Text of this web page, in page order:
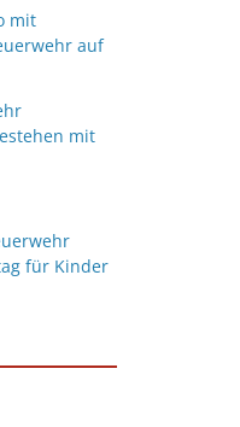
mit
auf
mit
für Kinder